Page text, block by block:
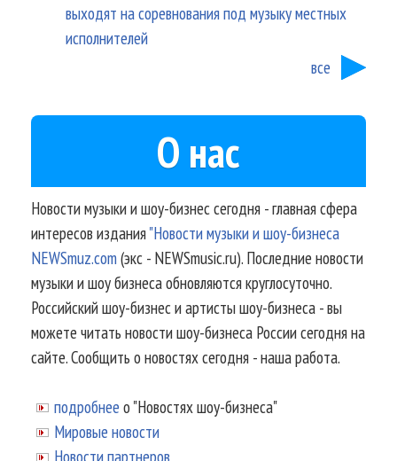
выходят на соревнования под музыку местных
исполнителей
все
О нас
Новости музыки и шоу-бизнес сегодня - главная сфера
интересов издания"Новости музыки и шоу-бизнеса
NEWSmuz.com(экс - NEWSmusic.ru). Последние новости
музыки и шоу бизнеса обновляются круглосуточно.
Российский шоу-бизнес и артисты шоу-бизнеса - вы
можете читать новости шоу-бизнеса России сегодня на
сайте. Сообщить о новостях сегодня - наша работа.
подробнее о "Новостях шоу-бизнеса"
Мировые новости
Новости партнеров